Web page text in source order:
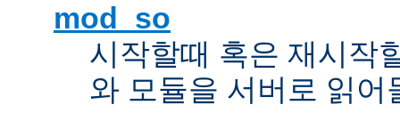
mod_so
시작할때 혹은 재시작
와 모듈을 서버로 읽어